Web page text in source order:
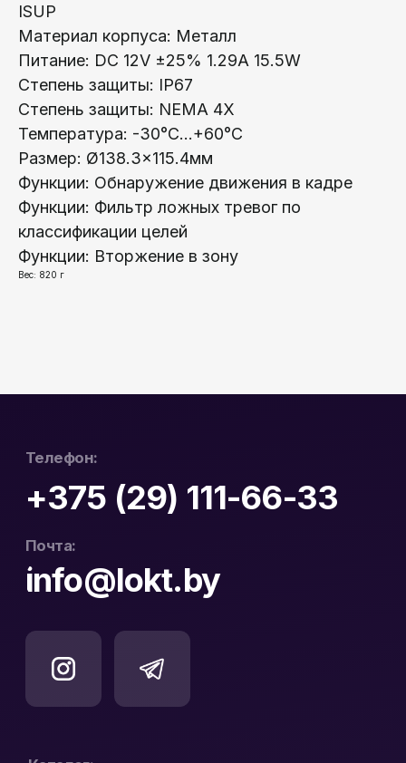
ISUP
Материал корпуса: Металл
Питание: DC 12V ±25% 1.29A 15.5W
Степень защиты: IP67
Степень защиты: NEMA 4X
Температура: -30°C...+60°C
Размер: Ø138.3×115.4мм
Функции: Обнаружение движения в кадре
Функции: Фильтр ложных тревог по
классификации целей
Функции: Вторжение в зону
Вес: 820 г
Реквизиты
Гарантия и возврат
Новости
Стать партнером
О компании
Карта сайта
Программное обеспечение
Сетевое оборудование
Офис в Минске:
Офис в Бресте:
ул. Пушкинская 19
Информация:
Юридический Адрес: